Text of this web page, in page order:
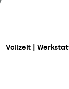
Vollzeit |